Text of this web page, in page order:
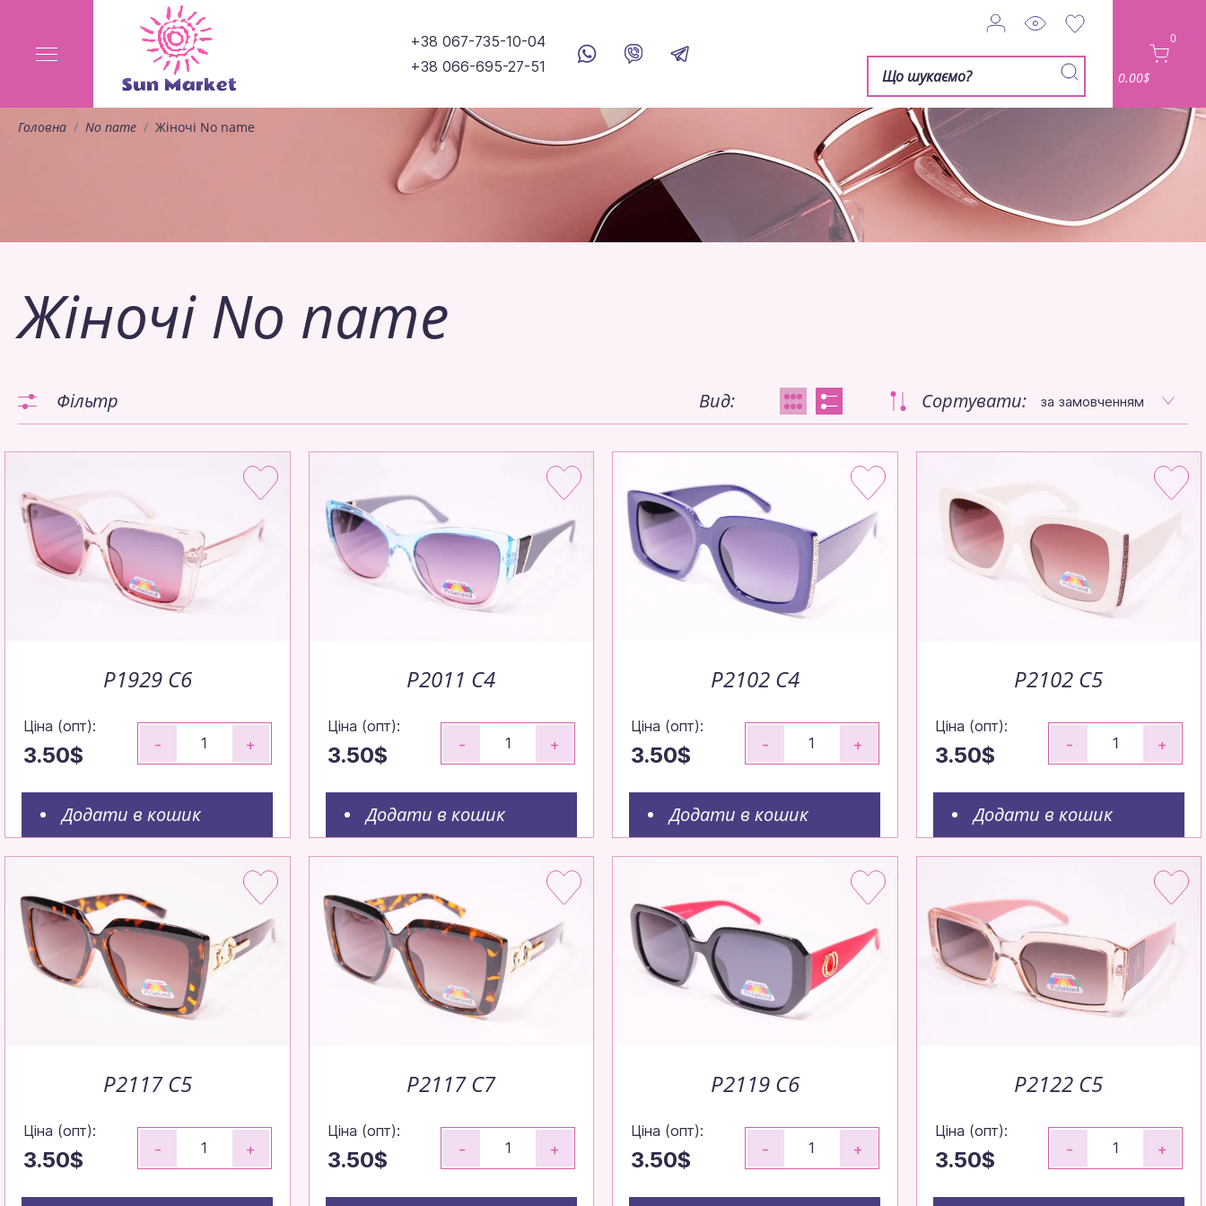
+38 067-735-10-04
+38 066-695-27-51
0
0.00$
Головна No name Жіночі No name
Жіночі No name
Фільтр Вид: Сортувати: за замовченням
P1929 С6
Ціна (опт):
3.50$ - +
Додати в кошик
P2011 C4
Ціна (опт):
3.50$ - +
Додати в кошик
P2102 C4
Ціна (опт):
3.50$ - +
Додати в кошик
P2102 C5
Ціна (опт):
3.50$ - +
Додати в кошик
P2117 C5
Ціна (опт):
3.50$ - +
P2117 C7
Ціна (опт):
3.50$ - +
P2119 C6
Ціна (опт):
3.50$ - +
P2122 C5
Ціна (опт):
3.50$ - +